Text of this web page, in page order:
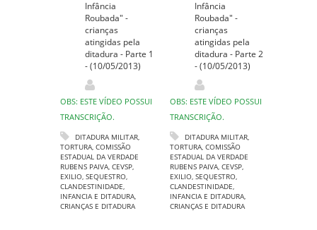
Infância
Roubada" -
crianças
atingidas pela
ditadura - Parte 1
- (10/05/2013)
OBS: ESTE VÍDEO POSSUI
TRANSCRIÇÃO.
DITADURA MILITAR,
TORTURA, COMISSÃO
ESTADUAL DA VERDADE
RUBENS PAIVA, CEVSP,
EXILIO, SEQUESTRO,
CLANDESTINIDADE,
INFANCIA E DITADURA,
CRIANÇAS E DITADURA
Infância
Roubada" -
crianças
atingidas pela
ditadura - Parte 2
- (10/05/2013)
OBS: ESTE VÍDEO POSSUI
TRANSCRIÇÃO.
DITADURA MILITAR,
TORTURA, COMISSÃO
ESTADUAL DA VERDADE
RUBENS PAIVA, CEVSP,
EXILIO, SEQUESTRO,
CLANDESTINIDADE,
INFANCIA E DITADURA,
CRIANÇAS E DITADURA